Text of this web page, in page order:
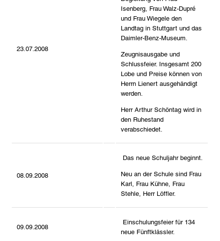
23.07.2008
Isenberg, Frau Walz-Dupré
und Frau Wiegele den
Landtag in Stuttgart und das
Daimler-Benz-Museum.
Zeugnisausgabe und
Schlussfeier. Insgesamt 200
Lobe und Preise können von
Herrn Lienert ausgehändigt
werden.
Herr Arthur Schöntag wird in
den Ruhestand
verabschiedet.
08.09.2008
Das neue Schuljahr beginnt.
Neu an der Schule sind Frau
Karl, Frau Kühne, Frau
Stehle, Herr Löffler.
09.09.2008
Einschulungsfeier für 134
neue Fünftklässler.